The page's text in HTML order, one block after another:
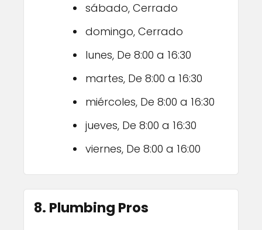
sábado, Cerrado
domingo, Cerrado
lunes, De 8:00 a 16:30
martes, De 8:00 a 16:30
miércoles, De 8:00 a 16:30
jueves, De 8:00 a 16:30
viernes, De 8:00 a 16:00
8. Plumbing Pros